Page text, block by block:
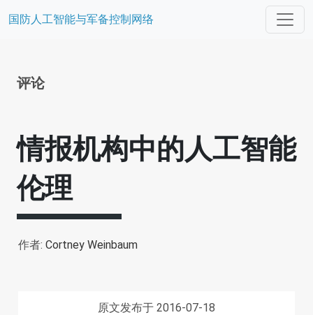
国防人工智能与军备控制网络
评论
情报机构中的人工智能
伦理
作者: Cortney Weinbaum
原文发布于 2016-07-18